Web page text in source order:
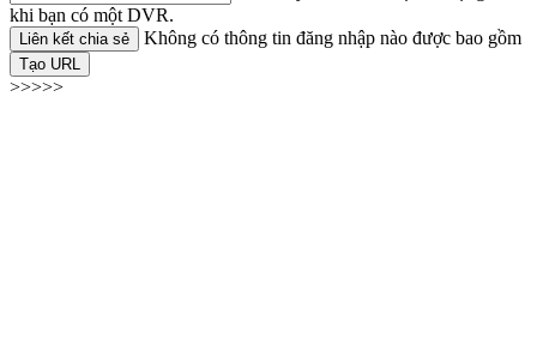
khi bạn có một DVR.
Liên kết chia sẻ Không có thông tin đăng nhập nào được bao gồm
Tạo URL
>>>>>